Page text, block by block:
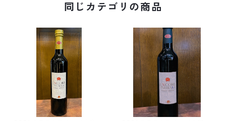
同じカテゴリの商品